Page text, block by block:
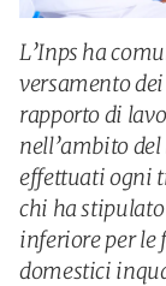
L’Inps ha
versamento
rapporto di
nell’ambito
effettuati ogni
chi ha
inferiore per le
domestici